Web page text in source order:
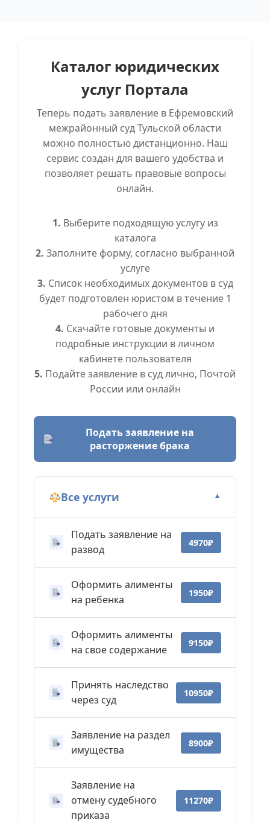
Каталог юридических
услуг Портала
Теперь подать заявление в Ефремовский
межрайонный суд Тульской области
можно полностью дистанционно. Наш
сервис создан для вашего удобства и
позволяет решать правовые вопросы
онлайн.
1. Выберите подходящую услугу из
каталога
2. Заполните форму, согласно выбранной
услуге
3. Список необходимых документов в суд
будет подготовлен юристом в течение 1
рабочего дня
4. Скачайте готовые документы и
подробные инструкции в личном
кабинете пользователя
5. Подайте заявление в суд лично, Почтой
России или онлайн
Подать заявление на
расторжение брака
Все услуги ▼
Подать заявление на
развод
4970₽
Оформить алименты
на ребенка
1950₽
Оформить алименты
на свое содержание
9150₽
Принять наследство
через суд
10950₽
Заявление на раздел
имущества
8900₽
Заявление на
отмену судебного
приказа
11270₽